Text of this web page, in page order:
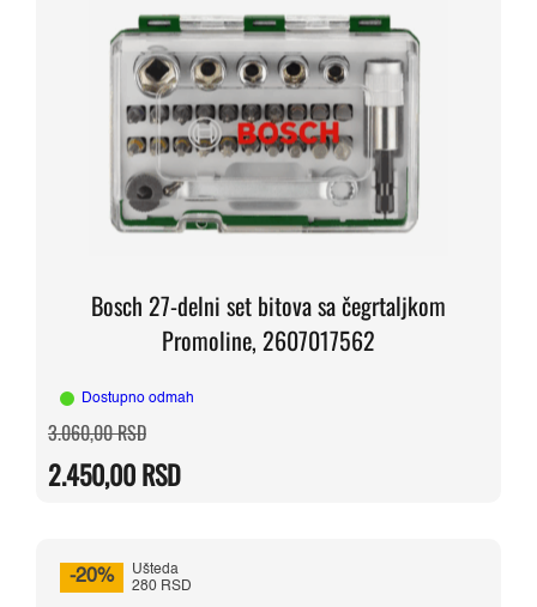
Bosch 27-delni set bitova sa čegrtaljkom
Promoline, 2607017562
Dostupno odmah
3.060,00RSDOriginalna
cena
bila:
3.060,00 RSD.
2.450,00RSD
Trenutna
cena
2.450,00 RSD.
-20%
Ušteda
280 RSD